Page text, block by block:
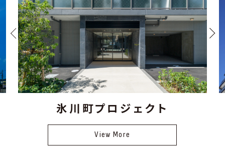
氷川町プロジェクト
View More